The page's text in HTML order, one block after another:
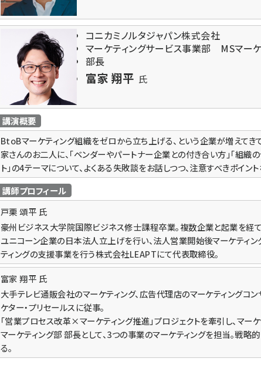
コニカミノルタジャパン株式会社
マーケティングサービス事業部 MSマー
部長
富家 翔平 氏
講演概要
BtoBマーケティング組織をゼロから立ち上げる、という企業が増えてき
家さんのお二人に、「ベンダーやパートナー企業との付き合い方」「組織
ト」の4テーマについて、よくある失敗談をお話しつつ、注意すべきポイン
講師プロフィール
戸栗 頌平 氏
豪州ビジネス大学院国際ビジネス修士課程卒業。複数企業と起業を経
ユニコーン企業の日本法人立上げを行い、法人営業開始後マーケティ
ティングの支援事業を行う株式会社LEAPTにて代表取締役。
富家 翔平 氏
大手テレビ通販会社のマーケティング、広告代理店のマーケティングコ
ケター・プリセールスに従事。
「営業プロセス改革×マーケティング推進」プロジェクトを牽引し、マ
マーケティング部 部長として、3つの事業のマーケティングを担当。戦
る。